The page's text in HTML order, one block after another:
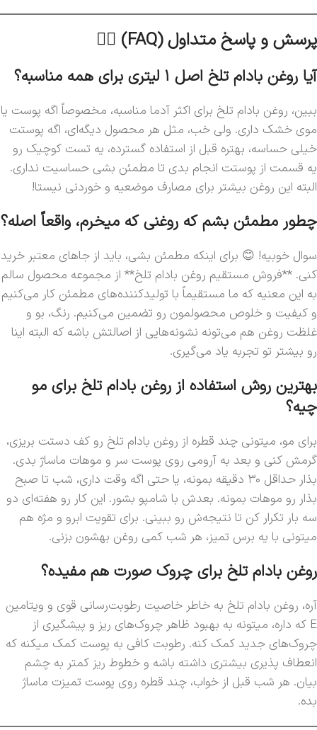
پرسش و پاسخ متداول (FAQ) 🙋‍♀️
آیا روغن بادام تلخ اصل ۱ لیتری برای همه مناسبه؟
ببین، روغن بادام تلخ برای اکثر آدما مناسبه، مخصوصاً اگه پوست یا
موی خشک داری. ولی خب، مثل هر محصول دیگه‌ای، اگه پوستت
خیلی حساسه، بهتره قبل از استفاده گسترده، یه تست کوچیک رو
یه قسمت از پوستت انجام بدی تا مطمئن بشی حساسیت نداری.
البته این روغن بیشتر برای مصارف موضعیه و خوردنی نیستا!
چطور مطمئن بشم که روغنی که میخرم، واقعاً اصله؟
سوال خوبیه! 😊 برای اینکه مطمئن بشی، باید از جاهای معتبر خرید
کنی. **فروش مستقیم روغن بادام تلخ** از مجموعه محصول سالم
به این معنیه که ما مستقیماً با تولیدکننده‌های مطمئن کار می‌کنیم
و کیفیت و خلوص محصولمون رو تضمین می‌کنیم. رنگ، بو و
غلظت روغن هم می‌تونه نشونه‌هایی از اصالتش باشه که البته اینا
رو بیشتر تو تجربه یاد می‌گیری.
بهترین روش استفاده از روغن بادام تلخ برای مو
چیه؟
برای مو، میتونی چند قطره از روغن بادام تلخ رو کف دستت بریزی،
گرمش کنی و بعد به آرومی روی پوست سر و موهات ماساژ بدی.
بذار حداقل ۳۰ دقیقه بمونه، یا حتی اگه وقت داری، شب تا صبح
بذار رو موهات بمونه. بعدش با شامپو بشور. این کار رو هفته‌ای دو
سه بار تکرار کن تا نتیجه‌ش رو ببینی. برای تقویت ابرو و مژه هم
میتونی با یه برس تمیز، هر شب کمی روغن بهشون بزنی.
روغن بادام تلخ برای چروک صورت هم مفیده؟
آره، روغن بادام تلخ به خاطر خاصیت رطوبت‌رسانی قوی و ویتامین
E که داره، میتونه به بهبود ظاهر چروک‌های ریز و پیشگیری از
چروک‌های جدید کمک کنه. رطوبت کافی به پوست کمک میکنه که
انعطاف پذیری بیشتری داشته باشه و خطوط ریز کمتر به چشم
بیان. هر شب قبل از خواب، چند قطره روی پوست تمیزت ماساژ
بده.